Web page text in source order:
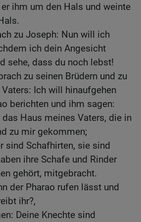
ihm um den Hals und weinte
zu Joseph: Nun will ich
ich dein Angesicht
sehe, dass du noch lebst!
zu seinen Brüdern und zu
Ich will hinaufgehen
berichten und ihm sagen:
Haus meines Vaters, die in
zu mir gekommen;
sind Schafhirten, sie sind
ihre Schafe und Rinder
gehört, mitgebracht.
der Pharao rufen lässt und
ihr?,
Deine Knechte sind